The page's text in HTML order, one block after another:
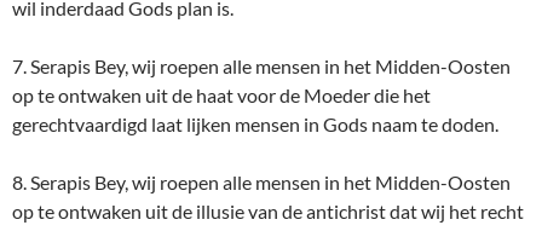
wil inderdaad Gods plan is.
7. Serapis Bey, wij roepen alle mensen in het Midden-Oosten
op te ontwaken uit de haat voor de Moeder die het
gerechtvaardigd laat lijken mensen in Gods naam te doden.
8. Serapis Bey, wij roepen alle mensen in het Midden-Oosten
op te ontwaken uit de illusie van de antichrist dat wij het recht